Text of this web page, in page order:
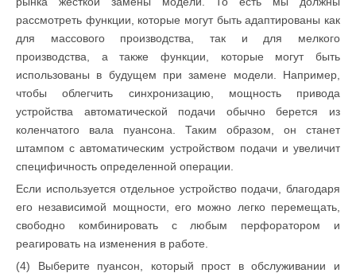
рассмотреть функции, которые могут быть адаптированы как
для массового производства, так и для мелкого
производства, а также функции, которые могут быть
использованы в будущем при замене модели. Например,
чтобы облегчить синхронизацию, мощность привода
устройства автоматической подачи обычно берется из
коленчатого вала пуансона. Таким образом, он станет
штампом с автоматическим устройством подачи и увеличит
специфичность определенной операции.
Если используется отдельное устройство подачи, благодаря
его независимой мощности, его можно легко перемещать,
свободно комбинировать с любым перфоратором и
реагировать на изменения в работе.
(4) Выберите пуансон, который прост в обслуживании и